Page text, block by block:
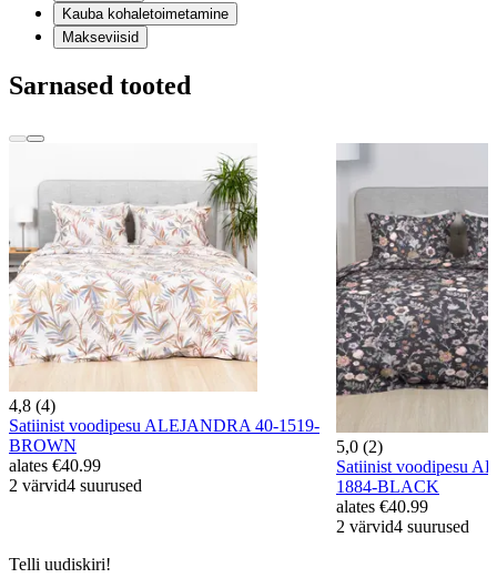
Kauba kohaletoimetamine
Makseviisid
Sarnased tooted
4,8 (4)
Satiinist voodipesu ALEJANDRA 40-1519-
BROWN
alates €40.99
2 värvid4 suurused
5,0 (2)
Satiinist voodipesu
1884-BLACK
alates €40.99
2 värvid4 suurused
Telli uudiskiri!